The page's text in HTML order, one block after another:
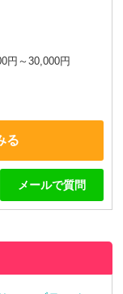
円～30,000円
る
メールで質問